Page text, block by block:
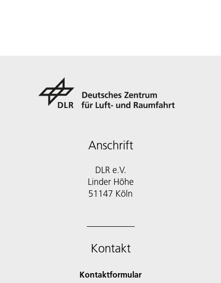
Anschrift
DLR e.V.
Linder Höhe
51147 Köln
Kontakt
Kontaktformular